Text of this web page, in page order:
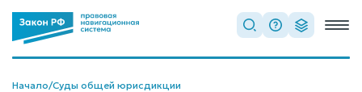
Начало/Суды общей юрисдикции